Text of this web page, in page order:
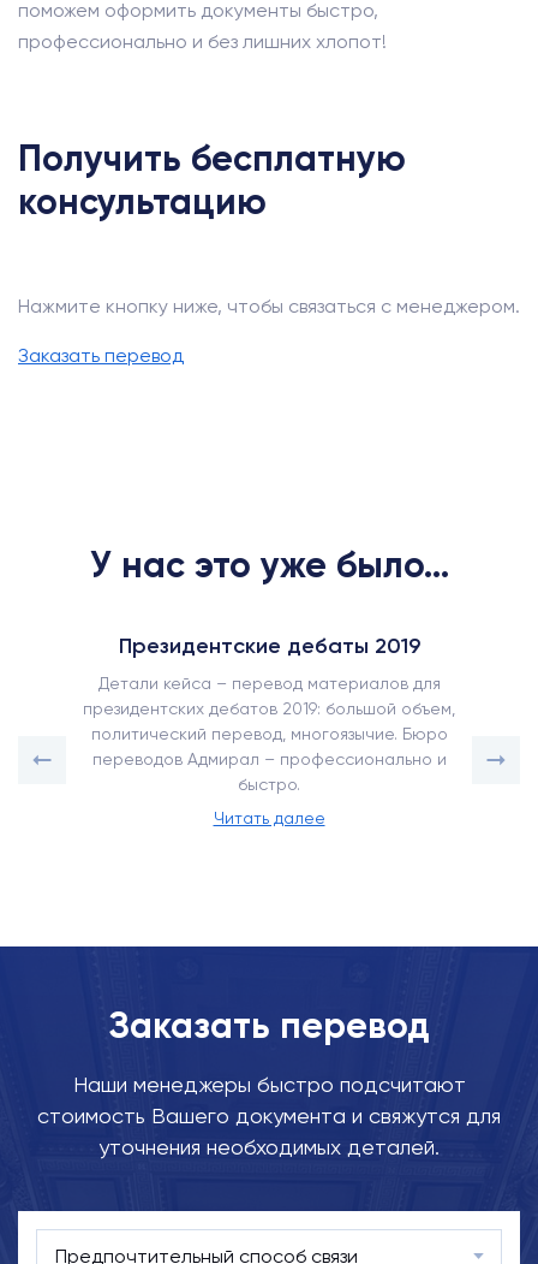
поможем оформить документы быстро,
профессионально и без лишних хлопот!
Получить бесплатную
консультацию
Нажмите кнопку ниже, чтобы связаться с менеджером.
Заказать перевод
У нас это уже было...
Президентские дебаты 2019
Детали кейса – перевод материалов для
президентских дебатов 2019: большой объем,
политический перевод, многоязычие. Бюро
переводов Адмирал – профессионально и
быстро.
Читать далее
Заказать перевод
Наши менеджеры быстро подсчитают
стоимость Вашего документа и свяжутся для
уточнения необходимых деталей.